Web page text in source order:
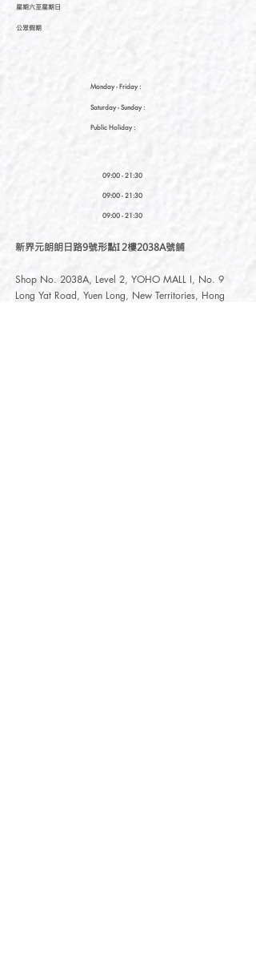
星期六至星期日
公眾假期
Monday - Friday :
Saturday- Sunday :
Public Holiday :
09:00 - 21:30
09:00 - 21:30
09:00 - 21:30
新界元朗朗日路9號形點I 2樓2038A號舖
Shop No. 2038A, Level 2, YOHO MALL I, No. 9
Long Yat Road, Yuen Long, New Territories, Hong